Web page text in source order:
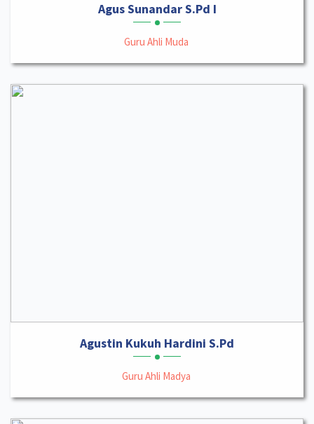
Agus Sunandar S.Pd I
Guru Ahli Muda
Agustin Kukuh Hardini S.Pd
Guru Ahli Madya